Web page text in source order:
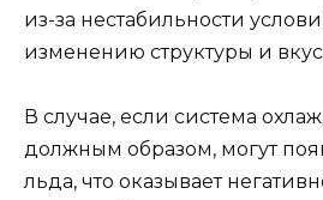
из-за нестабильности
изменению структуры и
В случае, если система
должным образом, могут
льда, что оказывает